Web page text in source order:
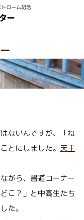
ないんですが、「ね
とにしました。 天王
がら、書道コーナー
こ？」と中高生たち
た。